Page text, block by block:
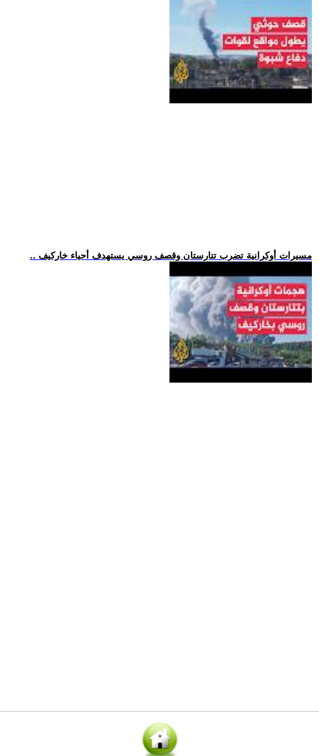
.. مسيرات أوكرانية تضرب تتارستان وقصف روسي يستهدف أحياء خاركيف